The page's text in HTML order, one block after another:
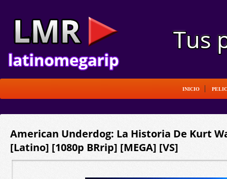
INICIO
American Underdog: La Historia De Kurt
[Latino] [1080p BRrip] [MEGA] [VS]